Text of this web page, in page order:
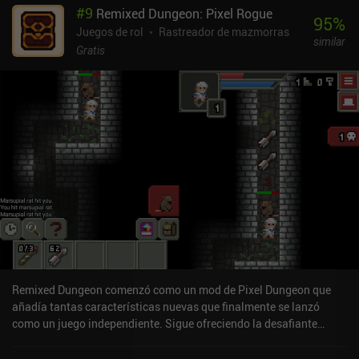
superar. En última instancia, esto significa que morirás mucho, y
como la muerte del personaje es permanente, la experiencia de
juego se vuelve tensa y emocionante a la vez, con una
improvisación desesperada que a veces salva el día.Shattered
Pixel Dungeon es un RPG roguelike divertido y de calidad que es
completamente free-to-play, sin anuncios ni iAPs aparte de las
donaciones. El juego hace un gran trabajo a la hora de explicar sus
sistemas de juego, lo que lo hace relativamente fácil de jugar para
principiantes, y se diferencia lo suficiente del original como para
merecer una partida incluso para los veteranos de Pixel Dungeon.
#9 Remixed Dungeon: Pixel Rogue
Juegos de rol
Rastreador de mazmorras
Gratis
95%
similar
Remixed Dungeon comenzó como un mod de Pixel Dungeon que
añadía tantas características nuevas que finalmente se lanzó
como un juego independiente. Sigue ofreciendo la desafiante